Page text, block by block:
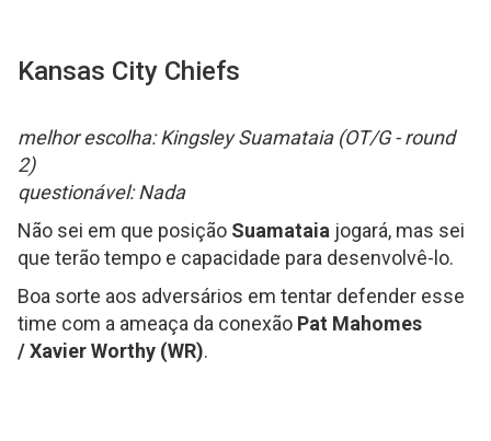
Kansas City Chiefs
melhor escolha: Kingsley Suamataia (OT/G - round
2)
questionável: Nada
Não sei em que posição Suamataia jogará, mas sei
que terão tempo e capacidade para desenvolvê-lo.
Boa sorte aos adversários em tentar defender esse
time com a ameaça da conexão Pat Mahomes
/ Xavier Worthy (WR).